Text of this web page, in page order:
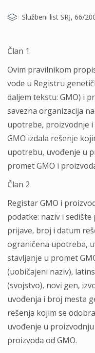
Službeni list SRJ, 66/
Član 1
Ovim pravilnikom
vode u Registru
dalјem tekstu: GMO) i
savezna organizacija
upotrebe, proizvodnje
GMO izdala rešenje
upotrebu, uvođenje u
promet GMO i
Član 2
Registar GMO i
podatke: naziv i
prijave, broj i datum
ograničena upotreba,
stavlјanje u promet
(uobičajeni naziv),
(svojstvo), novi gen,
uvođenja i broj mesta
rešenja kojim se
uvođenje u
proizvoda od GMO.